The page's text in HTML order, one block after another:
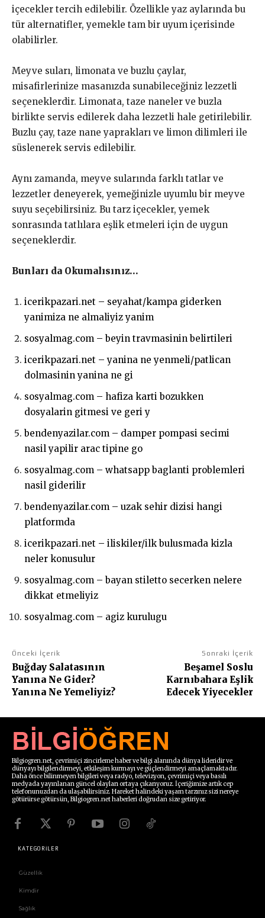
içecekler tercih edilebilir. Özellikle yaz aylarında bu
tür alternatifler, yemekle tam bir uyum içerisinde
olabilirler.
Meyve suları, limonata ve buzlu çaylar,
misafirlerinize masanızda sunabileceğiniz lezzetli
seçeneklerdir. Limonata, taze naneler ve buzla
birlikte servis edilerek daha lezzetli hale getirilebilir.
Buzlu çay, taze nane yaprakları ve limon dilimleri ile
süslenerek servis edilebilir.
Aynı zamanda, meyve sularında farklı tatlar ve
lezzetler deneyerek, yemeğinizle uyumlu bir meyve
suyu seçebilirsiniz. Bu tarz içecekler, yemek
sonrasında tatlılara eşlik etmeleri için de uygun
seçeneklerdir.
Bunları da Okumalısınız…
icerikpazari.net – seyahat/kampa giderken
yanimiza ne almaliyiz yanim
sosyalmag.com – beyin travmasinin belirtileri
icerikpazari.net – yanina ne yenmeli/patlican
dolmasinin yanina ne gi
sosyalmag.com – hafiza karti bozukken
dosyalarin gitmesi ve geri y
bendenyazilar.com – damper pompasi secimi
nasil yapilir arac tipine go
sosyalmag.com – whatsapp baglanti problemleri
nasil giderilir
bendenyazilar.com – uzak sehir dizisi hangi
platformda
icerikpazari.net – iliskiler/ilk bulusmada kizla
neler konusulur
sosyalmag.com – bayan stiletto secerken nelere
dikkat etmeliyiz
sosyalmag.com – agiz kurulugu
Önceki İçerik
Buğday Salatasının
Yanına Ne Gider?
Yanına Ne Yemeliyiz?
Sonraki İçerik
Beşamel Soslu
Karnıbahara Eşlik
Edecek Yiyecekler
Bilgiogren.net, çevrimiçi zincirleme haber ve bilgi alanında dünya lideridir ve
dünyayı bilgilendirmeyi, etkileşim kurmayı ve güçlendirmeyi amaçlamaktadır.
Daha önce bilinmeyen bilgileri veya radyo, televizyon, çevrimiçi veya basılı
medyada yayınlanan güncel olayları ortaya çıkarıyoruz. İçeriğimize artık cep
telefonunuzdan da ulaşabilirsiniz. Hareket halindeki yaşam tarzınız sizi nereye
götürürse götürsün, Bilgiogren.net haberleri doğrudan size getiriyor.
KATEGORİLER
Güzellik
Kimdir
Sağlık